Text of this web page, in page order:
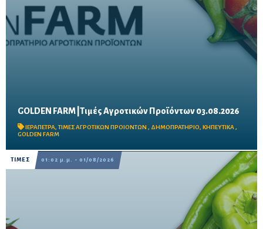
GOLDEN FARM |Τιμές Αγροτικών Προϊόντων 03.08.2026
ΙΕΡΑΠΕΤΡΑ,ΤΙΜΕΣ ΑΓΡΟΤΙΚΩΝ ΠΡΟΙΟΝΤΩΝ , ΔΗΜΟΠΡΑΤΗΡΙΟ, ΚΗΠΕΥΤΙΚΑ,
GOLDEN FARM
ΤΙΜΕΣ 01:02 μ.μ. - 01/08/2026